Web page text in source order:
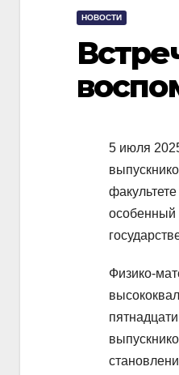
НОВОСТИ
5 июля
особенный
Физико-